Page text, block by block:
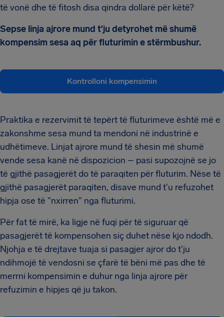
të vonë dhe të fitosh disa qindra dollarë për këtë?
Sepse linja ajrore mund t'ju detyrohet më shumë
kompensim sesa aq për fluturimin e stërmbushur.
Kontrolloni kompensimin
Praktika e rezervimit të tepërt të fluturimeve është më e
zakonshme sesa mund ta mendoni në industrinë e
udhëtimeve. Linjat ajrore mund të shesin më shumë
vende sesa kanë në dispozicion – pasi supozojnë se jo
të gjithë pasagjerët do të paraqiten për fluturim. Nëse të
gjithë pasagjerët paraqiten, disave mund t'u refuzohet
hipja ose të "nxirren" nga fluturimi.
Për fat të mirë, ka ligje në fuqi për të siguruar që
pasagjerët të kompensohen siç duhet nëse kjo ndodh.
Njohja e të drejtave tuaja si pasagjer ajror do t'ju
ndihmojë të vendosni se çfarë të bëni më pas dhe të
merrni kompensimin e duhur nga linja ajrore për
refuzimin e hipjes që ju takon.